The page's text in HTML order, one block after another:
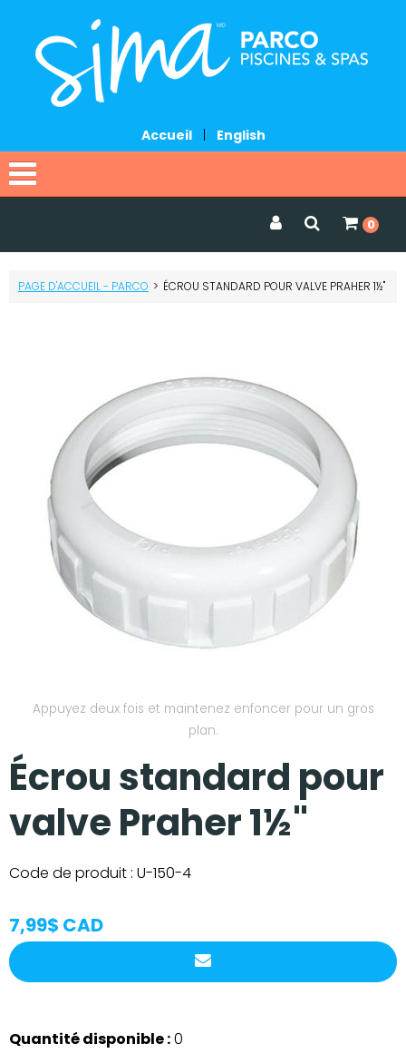
Accueil English
Catalogue
Demander une soumission
Nos réalisations
0
PAGE D'ACCUEIL - PARCO > ÉCROU STANDARD POUR VALVE PRAHER 1½"
Appuyez deux fois et maintenez enfoncer pour un gros
plan.
Écrou standard pour
valve Praher 1½"
Code de produit : U-150-4
7,99$ CAD
Quantité disponible :0